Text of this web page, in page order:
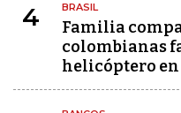
4 BRASIL
Familia
colombianas
helicóptero